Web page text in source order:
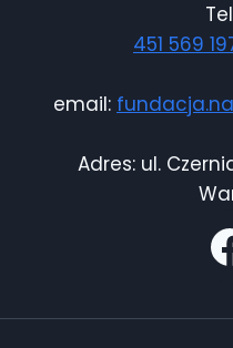
451 569
email:
Adres: ul.